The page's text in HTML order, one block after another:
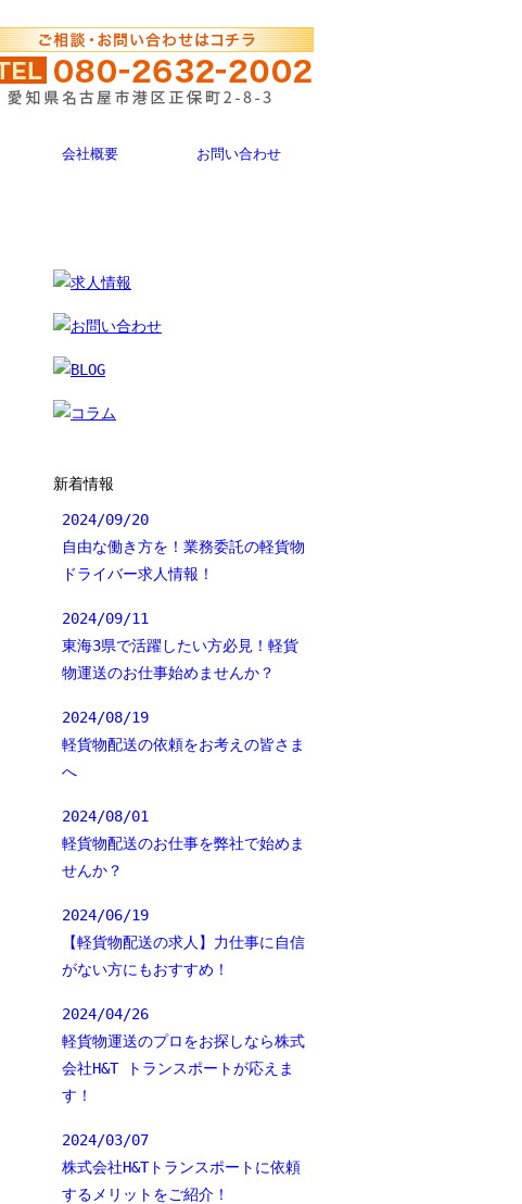
会社概要 お問い合わせ
新着情報
2024/09/20
自由な働き方を！業務委託の軽貨物
ドライバー求人情報！
2024/09/11
東海3県で活躍したい方必見！軽貨
物運送のお仕事始めませんか？
2024/08/19
軽貨物配送の依頼をお考えの皆さま
へ
2024/08/01
軽貨物配送のお仕事を弊社で始めま
せんか？
2024/06/19
【軽貨物配送の求人】力仕事に自信
がない方にもおすすめ！
2024/04/26
軽貨物運送のプロをお探しなら株式
会社H&T トランスポートが応えま
す！
2024/03/07
株式会社H&Tトランスポートに依頼
するメリットをご紹介！